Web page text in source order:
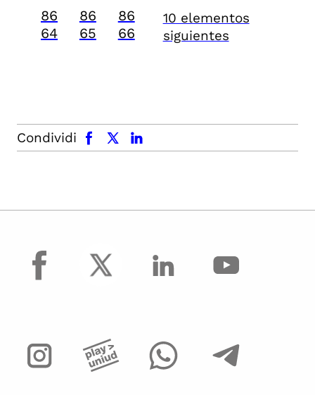
86
64
86
65
86
66
10 elementos
siguientes
Condividi
facebook x.com linkedin
facebook